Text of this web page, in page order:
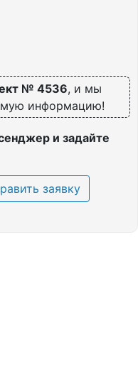
№ 4536, и мы
информацию!
и задайте
заявку